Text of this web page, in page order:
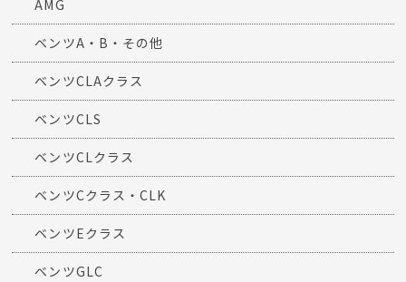
AMG
ベンツA・B・その他
ベンツCLAクラス
ベンツCLS
ベンツCLクラス
ベンツCクラス・CLK
ベンツEクラス
ベンツGLC